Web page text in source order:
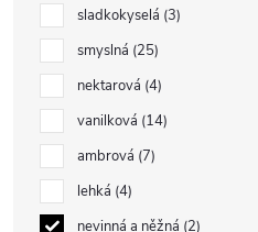
sladkokyselá 3
smyslná 25
nektarová 4
vanilková 14
ambrová 7
lehká 4
nevinná a něžná 2